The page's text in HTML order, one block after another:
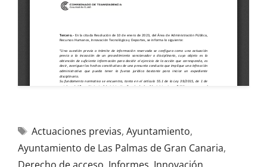
Actuaciones previas, Ayuntamiento,
Ayuntamiento de Las Palmas de Gran Canaria,